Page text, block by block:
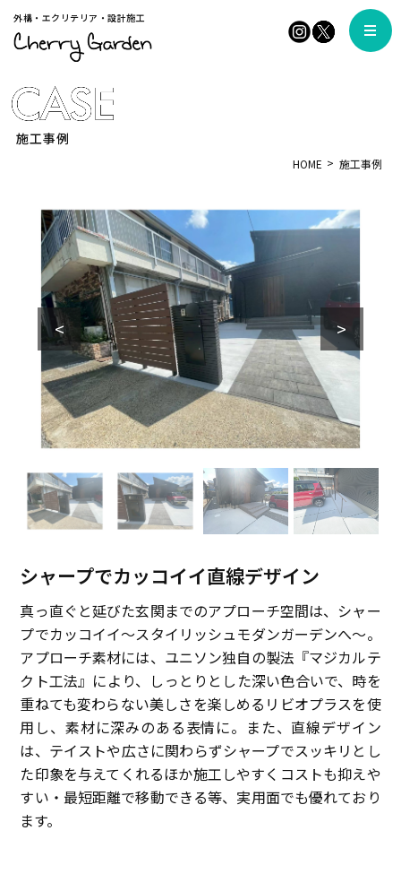
外構・エクリテリア・設計施工
施工事例
HOME 施工事例
< >
シャープでカッコイイ直線デザイン
真っ直ぐと延びた玄関までのアプローチ空間は、シャー
プでカッコイイ～スタイリッシュモダンガーデンへ～。
アプローチ素材には、ユニソン独自の製法『マジカルテ
クト工法』により、しっとりとした深い色合いで、時を
重ねても変わらない美しさを楽しめるリビオプラスを使
用し、素材に深みのある表情に。また、直線デザイン
は、テイストや広さに関わらずシャープでスッキリとし
た印象を与えてくれるほか施工しやすくコストも抑えや
すい・最短距離で移動できる等、実用面でも優れており
ます。